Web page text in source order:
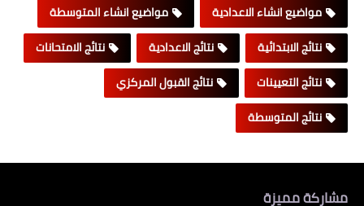
مواضيع انشاء الاعدادية
مواضيع انشاء المتوسطة
نتائج الابتدائية
نتائج الاعدادية
نتائج الامتحانات
نتائج التعيينات
نتائج القبول المركزي
نتائج المتوسطة
مشاركة مميزة